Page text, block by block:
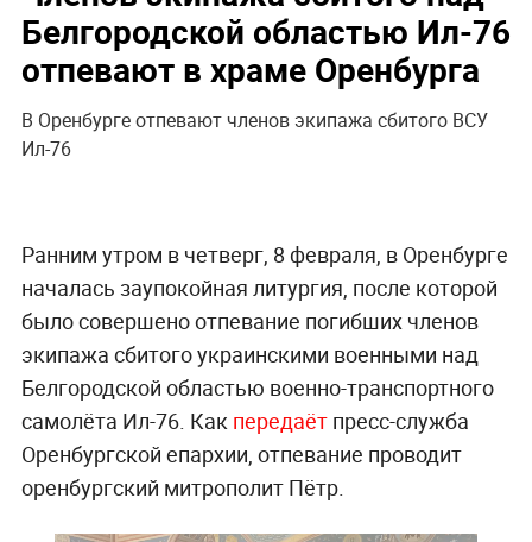
Белгородской областью Ил-76
отпевают в храме Оренбурга
В Оренбурге отпевают членов экипажа сбитого ВСУ
Ил-76
Ранним утром в четверг, 8 февраля, в Оренбурге
началась заупокойная литургия, после которой
было совершено отпевание погибших членов
экипажа сбитого украинскими военными над
Белгородской областью военно-транспортного
самолёта Ил-76. Как передаётпресс-служба
Оренбургской епархии, отпевание проводит
оренбургский митрополит Пётр.